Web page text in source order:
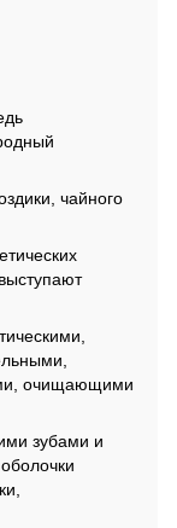
чайного
очищающими
зубами и